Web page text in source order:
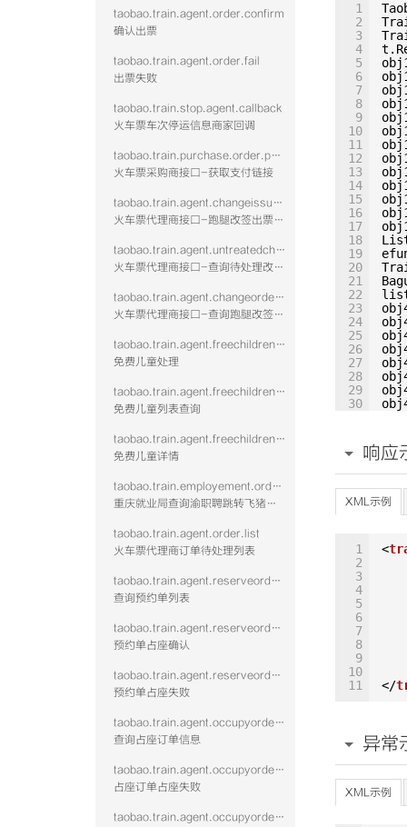
taobao.train.agent.order.confirm
确认出票
taobao.train.agent.order.fail
出票失败
taobao.train.stop.agent.callback
火车票车次停运信息商家回调
taobao.train.purchase.order.payurl
火车票采购商接口-获取支付链接
taobao.train.agent.changeissue.confirm.vtwo
火车票代理商接口-跑腿改签出票回填-含鉴权校验
taobao.train.agent.untreatedchange.query.vtwo
火车票代理商接口-查询待处理改签单列表-含鉴权校验
taobao.train.agent.changeorderdetail.query.vtwo
火车票代理商接口-查询跑腿改签订单详情-含鉴权校验
taobao.train.agent.freechildrendeal.confirm.vtwo
免费儿童处理
taobao.train.agent.freechildrenlist.query.vtwo
免费儿童列表查询
taobao.train.agent.freechildrendetail.query.vtwo
免费儿童详情
taobao.train.employement.order.query
重庆就业局查询渝职聘跳转飞猪下单的火车票订单
taobao.train.agent.order.list
火车票代理商订单待处理列表
taobao.train.agent.reserveorderlist.query
查询预约单列表
taobao.train.agent.reserveorderoccupy.confirm
预约单占座确认
taobao.train.agent.reserveorderoccupy.fail
预约单占座失败
taobao.train.agent.occupyorder.query
查询占座订单信息
taobao.train.agent.occupyorder.confirm.fail
占座订单占座失败
taobao.train.agent.occupyorder.confirm.succ
1
2
3
4
5
6
7
8
9
10
11
12
13
14
15
16
17
18
19
20
21
22
23
24
25
26
27
28
29
30
34
35
36
响应
XML示例
1
2
3
4
5
6
7
8
9
10
11
<
</
异常
XML示例